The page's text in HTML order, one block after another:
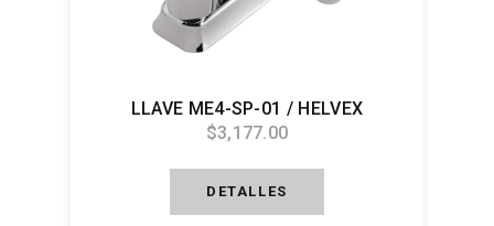
LLAVE ME4-SP-01 / HELVEX
$3,177.00
DETALLES